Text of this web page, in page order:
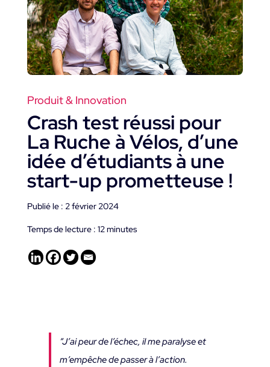
Produit & Innovation
Crash test réussi pour
La Ruche à Vélos, d’une
idée d’étudiants à une
start-up prometteuse !
Publié le : 2 février 2024
Temps de lecture : 12minutes
“J’ai peur de l’échec, il me paralyse et
m’empêche de passer à l’action.